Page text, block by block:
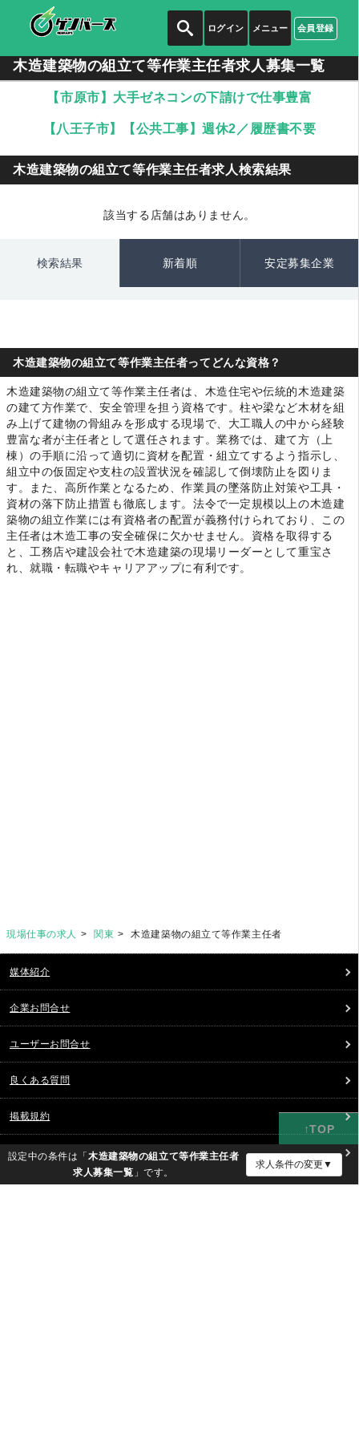
ログイン 会員登録
メニュー
木造建築物の組立て等作業主任者求人募集一覧
【市原市】大手ゼネコンの下請けで仕事豊富
【八王子市】【公共工事】週休2／履歴書不要
木造建築物の組立て等作業主任者求人検索結果
該当する店舗はありません。
検索結果 新着順 安定募集企業
木造建築物の組立て等作業主任者ってどんな資格？
木造建築物の組立て等作業主任者は、木造住宅や伝統的木造建築
の建て方作業で、安全管理を担う資格です。柱や梁など木材を組
み上げて建物の骨組みを形成する現場で、大工職人の中から経験
豊富な者が主任者として選任されます。業務では、建て方（上
棟）の手順に沿って適切に資材を配置・組立てするよう指示し、
組立中の仮固定や支柱の設置状況を確認して倒壊防止を図りま
す。また、高所作業となるため、作業員の墜落防止対策や工具・
資材の落下防止措置も徹底します。法令で一定規模以上の木造建
築物の組立作業には有資格者の配置が義務付けられており、この
主任者は木造工事の安全確保に欠かせません。資格を取得する
と、工務店や建設会社で木造建築の現場リーダーとして重宝さ
れ、就職・転職やキャリアアップに有利です。
設定中の条件は「木造建築物の組立て等作業主任者
求人募集一覧 」です。
求人条件の変更▼
現場仕事の求人 関東 木造建築物の組立て等作業主任者
媒体紹介
企業お問合せ
ユーザーお問合せ
良くある質問
掲載規約
ユーザー規約